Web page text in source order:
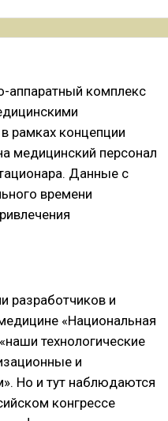
аппаратный комплекс
рамках концепции
медицинский персонал
Данные с
времени
разработчиков и
«Национальная
технологические
и
Но и тут наблюдаются
конгрессе